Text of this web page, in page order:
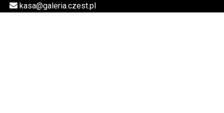
kasa@galeria.czest.pl